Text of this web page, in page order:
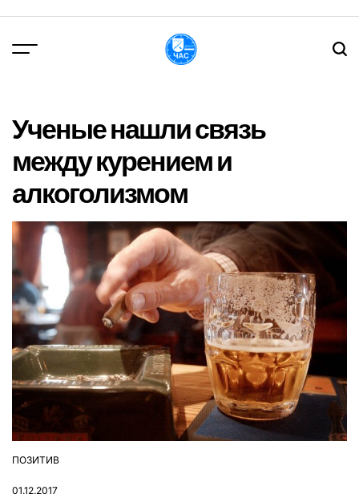
вмісту
Ученые нашли связь
между курением и
алкоголизмом
ОПУБЛІКУВАТИ
ПОЗИТИВ
01.12.2017